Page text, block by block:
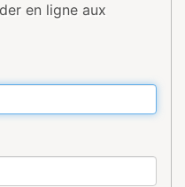
en ligne aux